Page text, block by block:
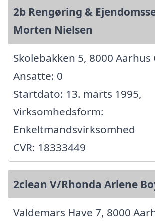
2b Rengøring &
Morten Nielsen
Skolebakken 5, 8000 Aarhus
Ansatte: 0
Startdato: 13. marts 1995,
Virksomhedsform:
Enkeltmandsvirksomhed
CVR: 18333449
2clean V/Rhonda Arlene
Valdemars Have 7, 8000